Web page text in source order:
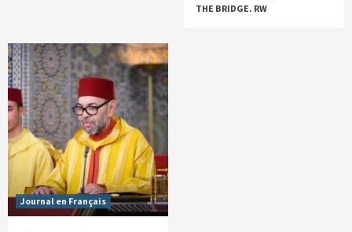
THE BRIDGE. RW
Journal en Français